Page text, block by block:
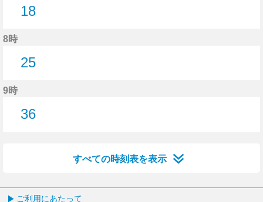
18
8時
25
9時
36
すべての時刻表を表示
ご利用にあたって